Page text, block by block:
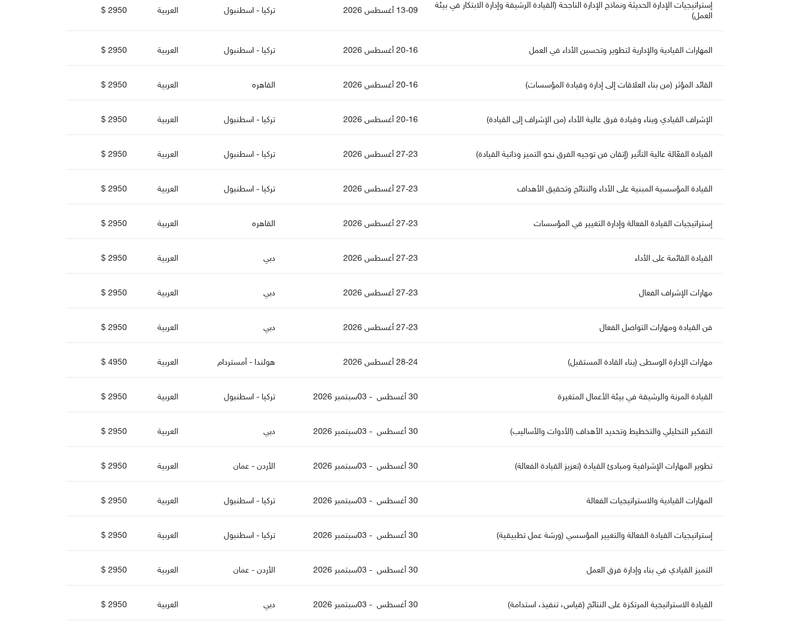
إستراتيجيات الإدارة الحديثة ونماذج الإدارة الناجحة (القيادة الرشيقة وإدارة الابتكار في بيئة
العمل)
13-09 أغسطس 2026 تركيا - اسطنبو العربية 2950 $
المهارات القيادية والإدارية لتطوير وتحسين الأداء في الع 20-16 أغسطس 2026 تركيا - اسطنبو العربية 2950 $
القائد المؤثر (من بناء العلاقات إلى إدارة وقيادة المؤسسات) 20-16 أغسطس 2026 القاهره العربية 2950 $
الإشراف القيادي وبناء وقيادة فرق عالية الأداء (من الإشراف إلى القيادة) 20-16 أغسطس 2026 تركيا - اسطنبو العربية 2950 $
القيادة الفعّالة عالية التأثير (إتقان فن توجيه الفرق نحو التميز وذاتية القيادة) 27-23 أغسطس 2026 تركيا - اسطنبو العربية 2950 $
القيادة المؤسسية المبنية على الأداء والنتائج وتحقيق الأهداف 27-23 أغسطس 2026 تركيا - اسطنبو العربية 2950 $
إستراتيجيات القيادة الفعالة وإدارة التغيير في المؤسسات 27-23 أغسطس 2026 القاهره العربية 2950 $
القيادة القائمة على الأداء 27-23 أغسطس 2026 دبي العربية 2950 $
هارات الإشراف الفعا 27-23 أغسطس 2026 دبي العربية 2950 $
فن القيادة ومهارات التواصل الفعا 27-23 أغسطس 2026 دبي العربية 2950 $
هارات الإدارة الوسطى (بناء القادة المستقبل) 28-24 أغسطس 2026 هولندا - أمستردا العربية 4950 $
القيادة المرنة والرشيقة في بيئة الأعمال المتغيرة 30 أغسطس - 03سبتمبر 2026 تركيا - اسطنبو العربية 2950 $
التفكير التحليلي والتخطيط وتحديد الأهداف (الأدوات والأساليب) 30 أغسطس - 03سبتمبر 2026 دبي العربية 2950 $
تطوير المهارات الإشرافية ومبادئ القيادة (تعزيز القيادة الفعالة) 30 أغسطس - 03سبتمبر 2026 الأردن - عمان العربية 2950 $
المهارات القيادية والاستراتيجيات الفعالة 30 أغسطس - 03سبتمبر 2026 تركيا - اسطنبو العربية 2950 $
إستراتيجيات القيادة الفعالة والتغيير المؤسسي (ورشة عمل تطبيقية) 30 أغسطس - 03سبتمبر 2026 تركيا - اسطنبو العربية 2950 $
التميز القيادي في بناء وإدارة فرق الع 30 أغسطس - 03سبتمبر 2026 الأردن - عمان العربية 2950 $
القيادة الاستراتيجية المرتكزة على النتائج (قياس، تنفيذ، استدامة) 30 أغسطس - 03سبتمبر 2026 دبي العربية 2950 $